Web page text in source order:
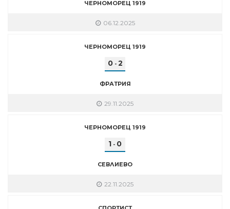
ЧЕРНОМОРЕЦ 1919
06.12.2025
ЧЕРНОМОРЕЦ 1919
0- 2
ФРАТРИЯ
29.11.2025
ЧЕРНОМОРЕЦ 1919
1 - 0
СЕВЛИЕВО
22.11.2025